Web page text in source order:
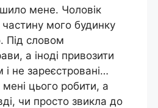
мене. Чоловік
мого будинку
Під словом
а іноді привозити
не зареєстровані…
цього робити, а
чи просто звикла до